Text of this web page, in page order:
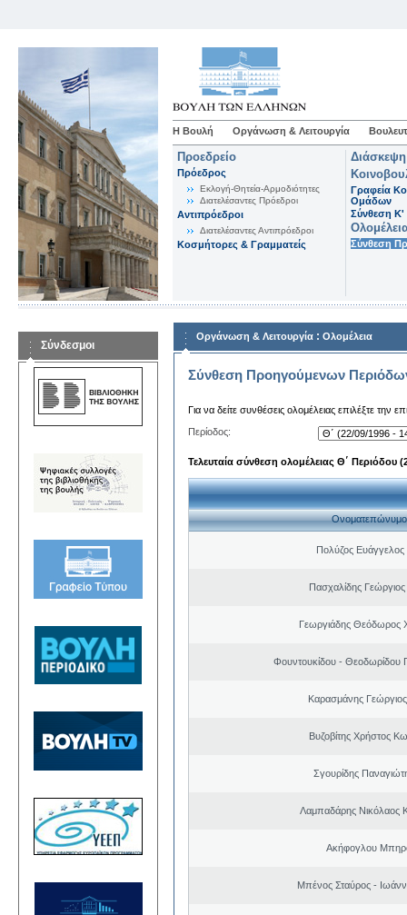
Η Βουλή Οργάνωση & Λειτουργία
Προεδρείο
Πρόεδρος
Εκλογή-Θητεία-Αρμοδιότητες
Διατελέσαντες Πρόεδροι
Αντιπρόεδροι
Διατελέσαντες Αντιπρόεδροι
Κοσμήτορες & Γραμματείς
Γραφεία
Ομάδων
Σύνθεση K'
Σύνθεση
Σύνδεσμοι
Οργάνωση & Λειτουργία : Ολομέλεια
Σύνθεση Προηγούμενων
Για να δείτε συνθέσεις ολομέλειας επιλέξτε την
Περίοδος:
Τελευταία σύνθεση ολομέλειας Θ΄ Περιόδου
Ονοματεπώνυμο
Πολύζος Ευάγγελος
Πασχαλίδης
Γεωργιάδης Θεόδωρος
Φουντουκίδου - Θεοδωρίδου
Καρασμάνης
Βυζοβίτης Χρήστος
Σγουρίδης
Λαμπαδάρης Νικόλαος
Ακήφογλου
Μπένος Σταύρος -